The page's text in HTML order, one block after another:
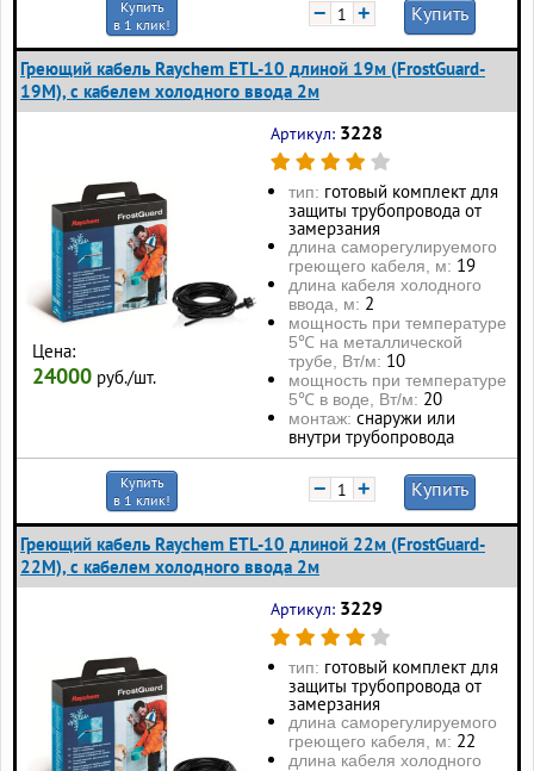
Купить
в 1 клик!
− + Купить
Греющий кабель Raychem ETL-10 длиной 19м (FrostGuard-
19M), с кабелем холодного ввода 2м
Цена:
24000 руб./шт.
Артикул: 3228
тип: готовый комплект для
защиты трубопровода от
замерзания
длина саморегулируемого
греющего кабеля, м: 19
длина кабеля холодного
ввода, м: 2
мощность при температуре
5℃ на металлической
трубе, Вт/м: 10
мощность при температуре
5℃ в воде, Вт/м: 20
монтаж: снаружи или
внутри трубопровода
Купить
в 1 клик!
− + Купить
Греющий кабель Raychem ETL-10 длиной 22м (FrostGuard-
22M), с кабелем холодного ввода 2м
Артикул: 3229
тип: готовый комплект для
защиты трубопровода от
замерзания
длина саморегулируемого
греющего кабеля, м: 22
длина кабеля холодного